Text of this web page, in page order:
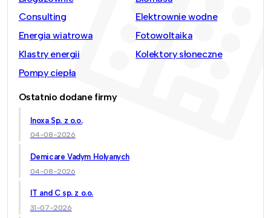
Consulting
Elektrownie wodne
Energia wiatrowa
Fotowoltaika
Klastry energii
Kolektory słoneczne
Pompy ciepła
Ostatnio dodane firmy
Inoxa Sp. z o.o.
04-08-2026
Demicare Vadym Holyanych
04-08-2026
IT and C sp. z o.o.
31-07-2026